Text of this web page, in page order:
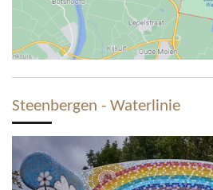
Steenbergen - Waterlinie